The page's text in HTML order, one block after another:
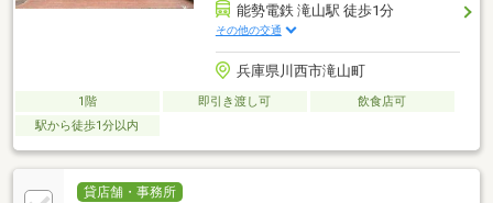
能勢電鉄 滝山駅 徒歩1分
その他の交通
兵庫県川西市滝山町
1階 即引き渡し可
飲食店可
駅から徒歩1分以内
貸店舗・事務所